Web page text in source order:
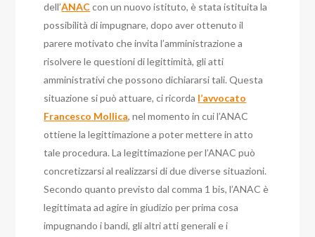
dell’ANACcon un nuovo istituto, è stata istituita la
possibilità di impugnare, dopo aver ottenuto il
parere motivato che invita l’amministrazione a
risolvere le questioni di legittimità, gli atti
amministrativi che possono dichiararsi tali. Questa
situazione si può attuare, ci ricorda l’avvocato
Francesco Mollica, nel momento in cui l’ANAC
ottiene la legittimazione a poter mettere in atto
tale procedura. La legittimazione per l’ANAC può
concretizzarsi al realizzarsi di due diverse situazioni.
Secondo quanto previsto dal comma 1 bis, l’ANAC è
legittimata ad agire in giudizio per prima cosa
impugnando i bandi, gli altri atti generali e i